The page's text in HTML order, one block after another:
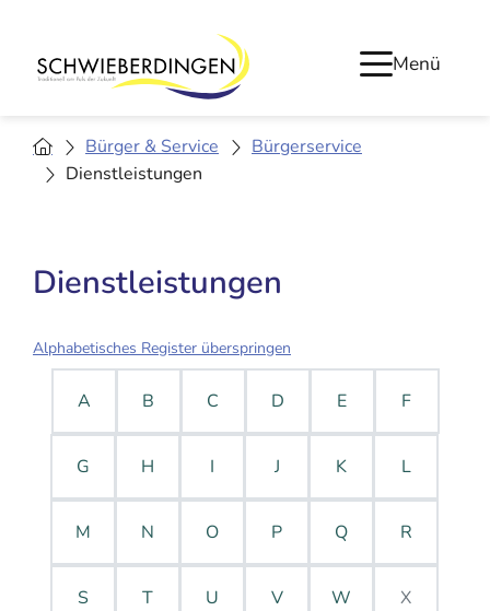
Menü
Bürger & Service
Bürgerservice
Dienstleistungen
Dienstleistungen
Alphabetisches Register überspringen
A B C D E F
G H I J K L
M N O P Q R
S T U V W X